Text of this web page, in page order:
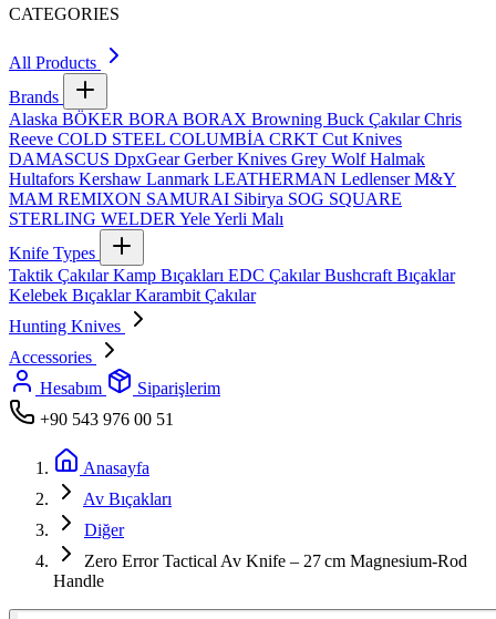
CATEGORIES
All Products
Brands
Alaska BÖKER BORA BORAX Browning Buck ÇakılarChris
Reeve COLD STEEL COLUMBİA CRKT Cut Knives
DAMASCUS DpxGearGerber Knives Grey WolfHalmak
Hultafors Kershaw Lanmark LEATHERMAN LedlenserM&Y
MAM REMIXON SAMURAI Sibirya SOG SQUARE
STERLING WELDER YeleYerli Malı
Knife Types
Taktik ÇakılarKamp Bıçakları EDC ÇakılarBushcraft Bıçaklar
Kelebek BıçaklarKarambit Çakılar
Hunting Knives
Accessories
Hesabım
Siparişlerim
+90 543 976 00 51
Anasayfa
Av Bıçakları
Diğer
Zero Error Tactical Av Knife – 27 cm Magnesium‑Rod
Handle